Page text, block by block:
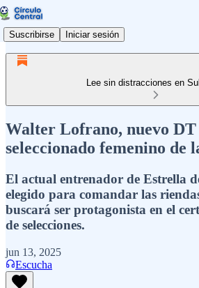
Suscribirse Iniciar sesión
Lee sin distracciones en
Walter Lofrano, nuevo DT
seleccionado femenino de
El actual entrenador de Estrella
elegido para comandar las
buscará ser protagonista en el
de selecciones.
jun 13, 2025
Escucha